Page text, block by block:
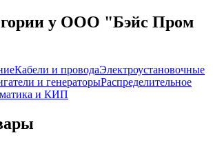
у ООО "Бэйс Пром
Кабели и проводаЭлектроустановочные
и генераторыРаспределительное
и КИП